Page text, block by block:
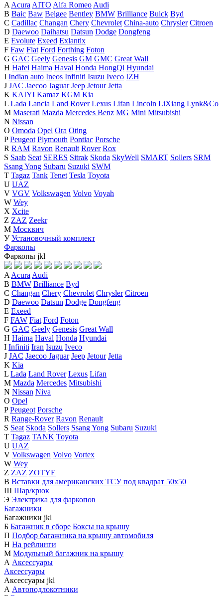
A Acura AITO Alfa Romeo Audi
B Baic Baw Belgee Bentley BMW Brilliance Buick Byd
C Cadillac Changan Chery Chevrolet China-auto Chrysler Citroen
D Daewoo Daihatsu Datsun Dodge Dongfeng
E Evolute Exeed Exlantix
F Faw Fiat Ford Forthing Foton
G GAC Geely Genesis GM GMC Great Wall
H Hafei Haima Haval Honda HongQi Hyundai
I Indian auto Ineos Infiniti Isuzu Iveco IZH
J JAC Jaecoo Jaguar Jeep Jetour Jetta
K KAIYI Kamaz KGM Kia
L Lada Lancia Land Rover Lexus Lifan Lincoln LiXiang Lynk&Co
M Maserati Mazda Mercedes Benz MG Mini Mitsubishi
N Nissan
O Omoda Opel Ora Oting
P Peugeot Plymouth Pontiac Porsche
R RAM Ravon Renault Rover Rox
S Saab Seat SERES Sitrak Skoda SkyWell SMART Sollers SRM
Ssang Yong Subaru Suzuki SWM
T Tagaz Tank Tenet Tesla Toyota
U UAZ
V VGV Volkswagen Volvo Voyah
W Wey
X Xcite
Z ZAZ Zeekr
М Москвич
У Установочный комплект
Фаркопы
Фаркопы jkl
A Acura Audi
B BMW Brilliance Byd
C Changan Chery Chevrolet Chrysler Citroen
D Daewoo Datsun Dodge Dongfeng
E Exeed
F FAW Fiat Ford Foton
G GAC Geely Genesis Great Wall
H Haima Haval Honda Hyundai
I Infiniti Iran Isuzu Iveco
J JAC Jaecoo Jaguar Jeep Jetour Jetta
K Kia
L Lada Land Rover Lexus Lifan
M Mazda Mercedes Mitsubishi
N Nissan Niva
O Opel
P Peugeot Porsche
R Range-Rover Ravon Renault
S Seat Skoda Sollers Ssang Yong Subaru Suzuki
T Tagaz TANK Toyota
U UAZ
V Volkswagen Volvo Vortex
W Wey
Z ZAZ ZOTYE
В Вставки для американских ТСУ под квадрат 50х50
Ш Шар/крюк
Э Электрика для фаркопов
Багажники
Багажники jkl
Б Багажник в сборе Боксы на крышу
П Подбор багажника на крышу автомобиля
Н На рейлинги
М Модульный багажник на крышу
А Аксессуары
Аксессуары
Аксессуары jkl
А Автоподлокотники